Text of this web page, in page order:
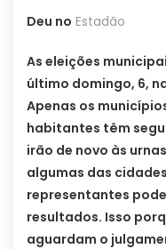
Deu no Estadão
As eleições
último domingo, 6,
Apenas os
habitantes têm
irão de novo às
algumas das
representantes
resultados. Isso
aguardam o